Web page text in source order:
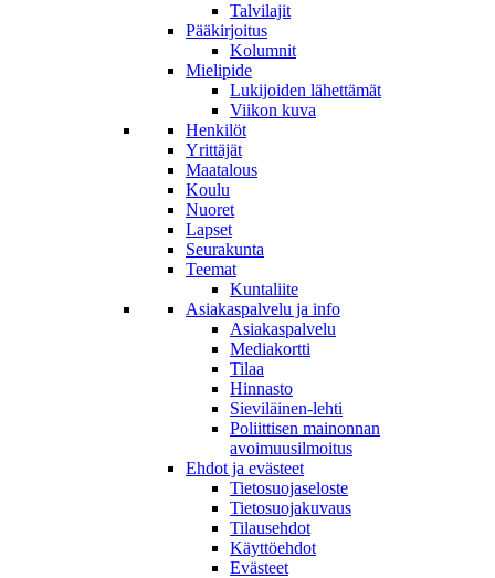
Talvilajit
Pääkirjoitus
Kolumnit
Mielipide
Lukijoiden lähettämät
Viikon kuva
Henkilöt
Yrittäjät
Maatalous
Koulu
Nuoret
Lapset
Seurakunta
Teemat
Kuntaliite
Asiakaspalvelu ja info
Asiakaspalvelu
Mediakortti
Tilaa
Hinnasto
Sieviläinen-lehti
Poliittisen mainonnan
avoimuusilmoitus
Ehdot ja evästeet
Tietosuojaseloste
Tietosuojakuvaus
Tilausehdot
Käyttöehdot
Evästeet